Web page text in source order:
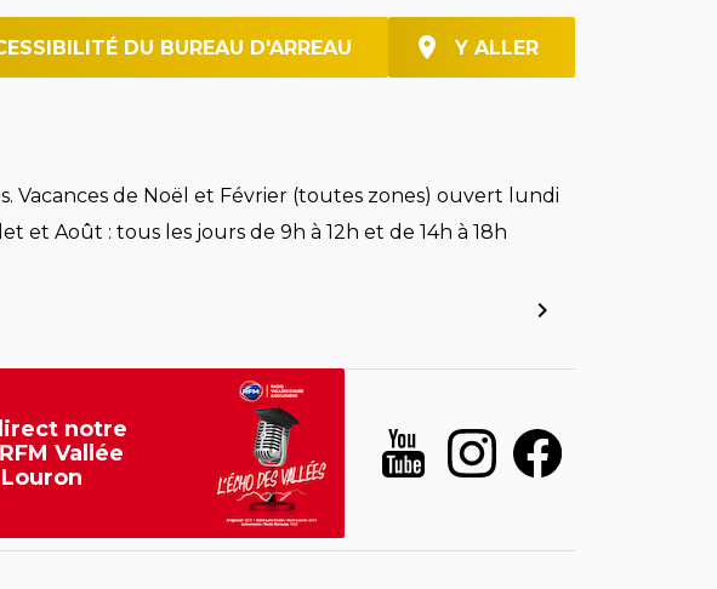
DU BUREAU D'ARREAU Y ALLER
Vacances de Noël et Février (toutes zones) ouvert lundi
et Août : tous les jours de 9h à 12h et de 14h à 18h
notre
Vallée